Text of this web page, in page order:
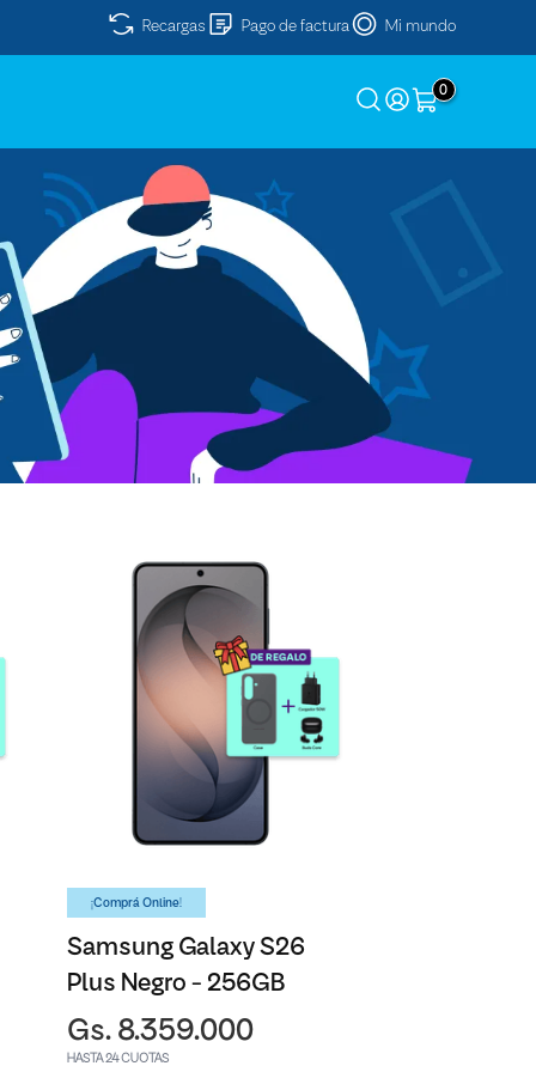
Recargas Pago de factura Mi mundo
0
¡Comprá Online!
Samsung Galaxy S26
Plus Negro - 256GB
Gs. 8.359.000
HASTA 24 CUOTAS